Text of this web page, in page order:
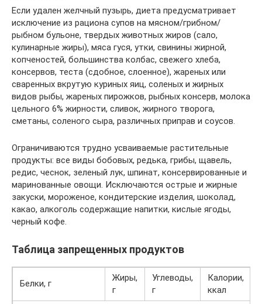
Если удален желчный пузырь, диета предусматривает
исключение из рациона супов на мясном/грибном/
рыбном бульоне, твердых животных жиров (сало,
кулинарные жиры), мяса гуся, утки, свинины жирной,
копченостей, большинства колбас, свежего хлеба,
консервов, теста (сдобное, слоенное), жареных или
сваренных вкрутую куриных яиц, соленых и жирных
видов рыбы, жареных пирожков, рыбных консерв, молока
цельного 6% жирности, сливок, жирного творога,
сметаны, соленого сыра, различных приправ и соусов.
Ограничиваются трудно усваиваемые растительные
продукты: все виды бобовых, редька, грибы, щавель,
редис, чеснок, зеленый лук, шпинат, консервированные и
маринованные овощи. Исключаются острые и жирные
закуски, мороженое, кондитерские изделия, шоколад,
какао, алкоголь содержащие напитки, кислые ягоды,
черный кофе.
Таблица запрещенных продуктов
Белки, г
Жиры,
г
Углеводы,
г
Калории,
ккал